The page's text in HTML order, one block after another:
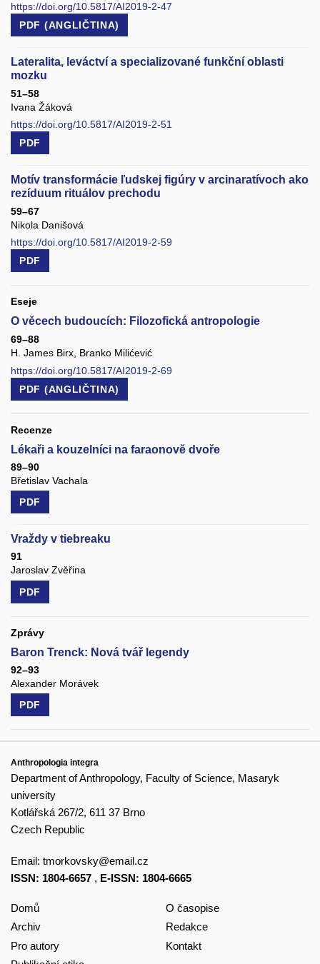
https://doi.org/10.5817/AI2019-2-47
PDF (ANGLIČTINA)
Lateralita, leváctví a specializované funkční oblasti
mozku
51–58
Ivana Žáková
https://doi.org/10.5817/AI2019-2-51
PDF
Motív transformácie ľudskej figúry v arcinaratívoch ako
rezíduum rituálov prechodu
59–67
Nikola Danišová
https://doi.org/10.5817/AI2019-2-59
PDF
Eseje
O věcech budoucích: Filozofická antropologie
69–88
H. James Birx, Branko Milićević
https://doi.org/10.5817/AI2019-2-69
PDF (ANGLIČTINA)
Recenze
Lékaři a kouzelníci na faraonově dvoře
89–90
Břetislav Vachala
PDF
Vraždy v tiebreaku
91
Jaroslav Zvěřina
PDF
Zprávy
Baron Trenck: Nová tvář legendy
92–93
Alexander Morávek
PDF
Anthropologia integra
Department of Anthropology, Faculty of Science, Masaryk
university
Kotlářská 267/2, 611 37 Brno
Czech Republic
Email: tmorkovsky@email.cz
ISSN: 1804-6657 , E-ISSN: 1804-6665
Domů
Archiv
Pro autory
O časopise
Redakce
Kontakt